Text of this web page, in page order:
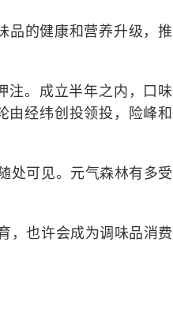
品的健康和营养升级，推
注。成立半年之内，口味
由经纬创投领投，险峰和
处可见。元气森林有多受
，也许会成为调味品消费